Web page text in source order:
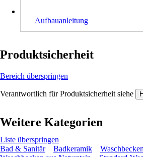
Aufbauanleitung
Produktsicherheit
Bereich überspringen
Verantwortlich für Produktsicherheit siehe
Weitere Kategorien
Liste überspringen
Bad & Sanitär
Badkeramik
Waschbecken